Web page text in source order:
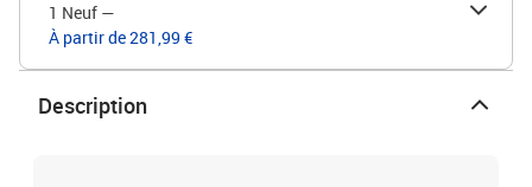
1 Neuf —
À partir de 281,99 €
Description